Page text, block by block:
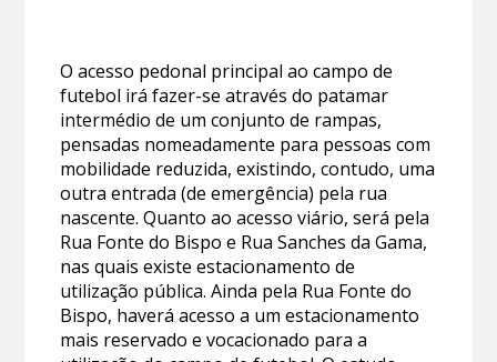
O acesso pedonal principal ao campo de
futebol irá fazer-se através do patamar
intermédio de um conjunto de rampas,
pensadas nomeadamente para pessoas com
mobilidade reduzida, existindo, contudo, uma
outra entrada (de emergência) pela rua
nascente. Quanto ao acesso viário, será pela
Rua Fonte do Bispo e Rua Sanches da Gama,
nas quais existe estacionamento de
utilização pública. Ainda pela Rua Fonte do
Bispo, haverá acesso a um estacionamento
mais reservado e vocacionado para a